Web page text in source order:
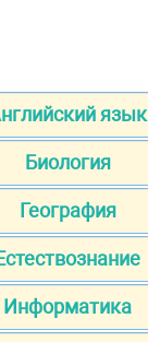
язык
Биология
География
Информатика